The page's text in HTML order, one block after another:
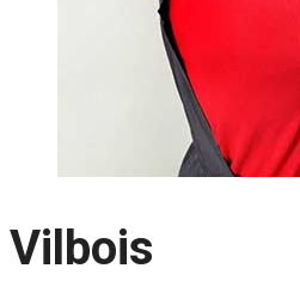
Vilbois